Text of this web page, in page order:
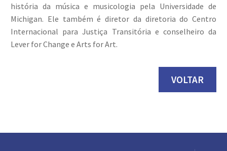
história da música e musicologia pela Universidade de
Michigan. Ele também é diretor da diretoria do Centro
Internacional para Justiça Transitória e conselheiro da
Lever for Change e Arts for Art.
VOLTAR